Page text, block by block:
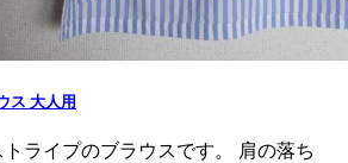
ス 大人用
ライプのブラウスです。 肩の落ち